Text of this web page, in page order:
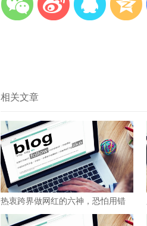
相关文章
热衷跨界做网红的六神，恐怕用错
力了